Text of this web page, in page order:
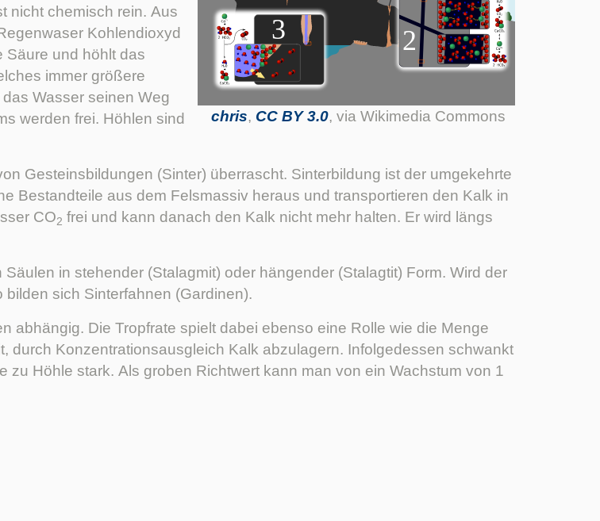
chris, CC BY 3.0, via Wikimedia Commons
nicht chemisch rein. Aus
Kohlendioxyd
Säure und höhlt das
immer größere
Wasser seinen Weg
werden frei. Höhlen sind
Gesteinsbildungen (Sinter) überrascht. Sinterbildung ist der umgekehrte
Bestandteile aus dem Felsmassiv heraus und transportieren den Kalk in
CO2 frei und kann danach den Kalk nicht mehr halten. Er wird längs
in stehender (Stalagmit) oder hängender (Stalagtit) Form. Wird der
sich Sinterfahnen (Gardinen).
abhängig. Die Tropfrate spielt dabei ebenso eine Rolle wie die Menge
durch Konzentrationsausgleich Kalk abzulagern. Infolgedessen schwankt
Höhle stark. Als groben Richtwert kann man von ein Wachstum von 1